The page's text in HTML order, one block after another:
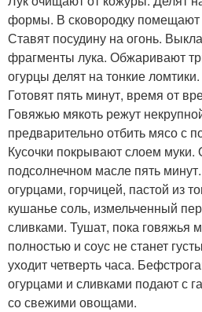
формы. В сковородку
Ставят посудину на огонь.
фрагменты лука. Обжаривают
огурцы делят на тонкие
Готовят пять минут, время от
Говяжью мякоть режут
предварительно отбить мясо с
Кусочки покрывают слоем
подсолнечном масле пять
огурцами, горчицей, пастой из
кушанье соль, измельченный
сливками. Тушат, пока говяжья
полностью и соус не станет
уходит четверть часа.
огурцами и сливками подают с
со свежими овощами.